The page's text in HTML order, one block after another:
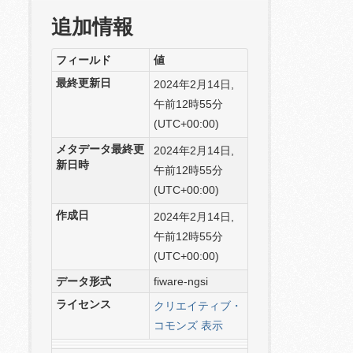
追加情報
フィールド
値
最終更新日
2024年2月14日,
午前12時55分
(UTC+00:00)
メタデータ最終更
新日時
2024年2月14日,
午前12時55分
(UTC+00:00)
作成日
2024年2月14日,
午前12時55分
(UTC+00:00)
データ形式
fiware-ngsi
ライセンス
クリエイティブ・
コモンズ 表示